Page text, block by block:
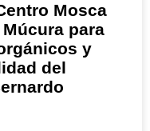
Mosca
para
y
del